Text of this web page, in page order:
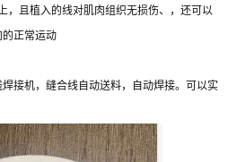
，且植入的线对肌肉组织无损伤、，还可以
的正常运动
接机，缝合线自动送料，自动焊接。可以实